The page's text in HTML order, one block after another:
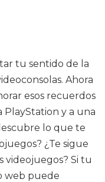
tu sentido de la
Ahora
esos recuerdos
PlayStation y a una
lo que te
¿Te sigue
videojuegos? Si tu
web puede